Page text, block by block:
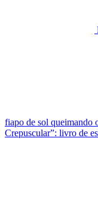
fiapo de sol queimando
Crepuscular”: livro de